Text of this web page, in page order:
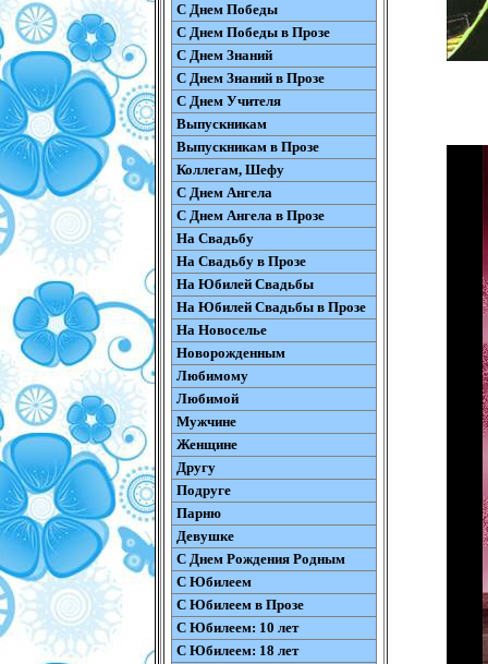
С Днем Победы
С Днем Победы в Прозе
С Днем Знаний
С Днем Знаний в Прозе
С Днем Учителя
Выпускникам
Выпускникам в Прозе
Коллегам, Шефу
С Днем Ангела
С Днем Ангела в Прозе
На Свадьбу
На Свадьбу в Прозе
На Юбилей Свадьбы
На Юбилей Свадьбы в Прозе
На Новоселье
Новорожденным
Любимому
Любимой
Мужчине
Женщине
Другу
Подруге
Парню
Девушке
С Днем Рождения Родным
С Юбилеем
С Юбилеем в Прозе
С Юбилеем: 10 лет
С Юбилеем: 18 лет